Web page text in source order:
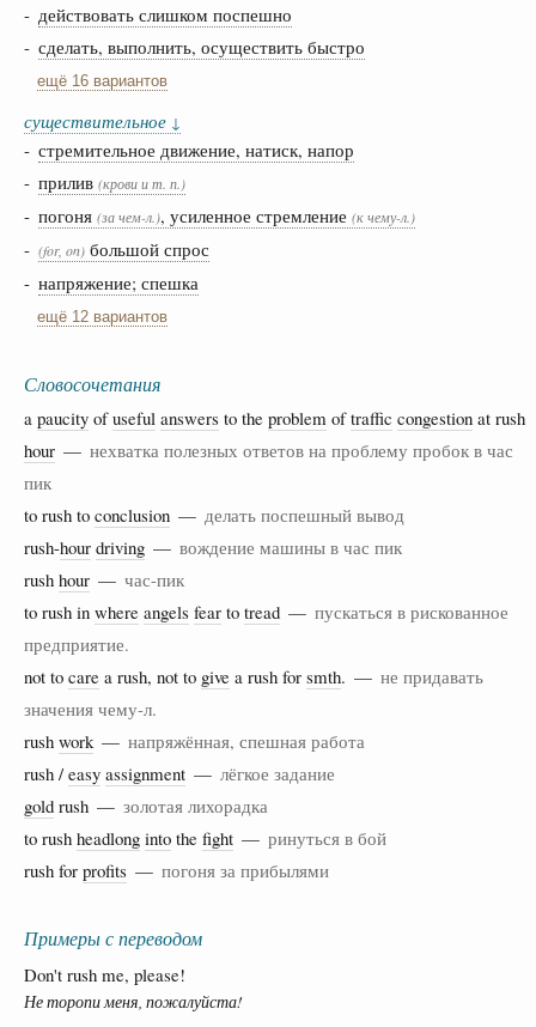
- действовать слишком поспешно
- сделать, выполнить, осуществить быстро
ещё 16 вариантов
существительное ↓
- стремительное движение, натиск, напор
- прилив (крови и т. п.)
- погоня (за чем-л.), усиленное стремление (к чему-л.)
- (for, on) большой спрос
- напряжение; спешка
ещё 12 вариантов
Словосочетания
a paucity ofuseful answers to the problem oftraffic congestion at rush
hour — нехватка полезных ответов на проблему пробок в час
пик
to rush to conclusion — делать поспешный вывод
rush-hour driving — вождение машины в час пик
rush hour — час-пик
to rush in where angels fear to tread — пускаться в рискованное
предприятие.
not to care a rush, not to give a rush for smth. — не придавать
значения чему-л.
rush work — напряжённая, спешная работа
rush / easy assignment — лёгкое задание
gold rush — золотая лихорадка
to rush headlong into the fight — ринуться в бой
rush for profits — погоня за прибылями
Примеры с переводом
Don't rush me, please!
Не торопи меня, пожалуйста!